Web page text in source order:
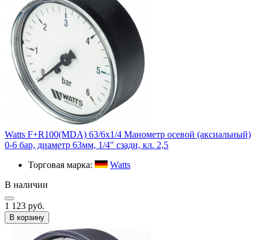
Watts F+R100(MDA) 63/6х1/4 Манометр осевой (аксиальный)
0-6 бар, диаметр 63мм, 1/4" сзади, кл. 2,5
Торговая марка:
Watts
В наличии
1 123 руб.
В корзину